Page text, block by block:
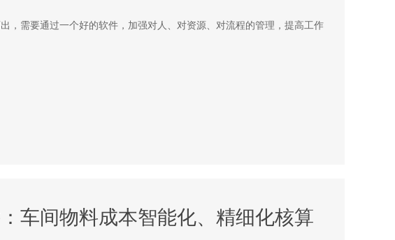
，需要通过一个好的软件，加强对人、对资源、对流程的管理，提高工作
车间物料成本智能化、精细化核算